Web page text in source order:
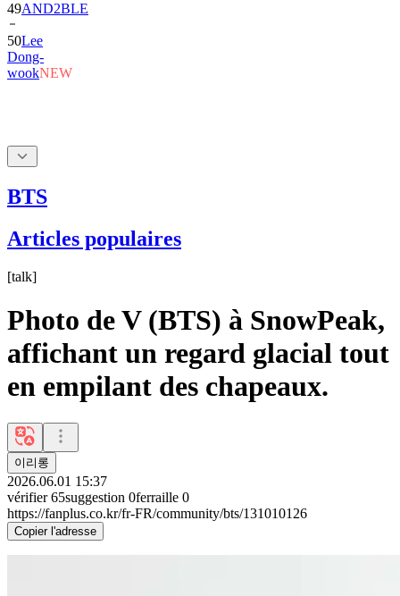
49AND2BLE
50Lee
Dong-
wookNEW
BTS
Articles populaires
[talk]
Photo de V (BTS) à SnowPeak,
affichant un regard glacial tout
en empilant des chapeaux.
이리롱
2026.06.01 15:37
vérifier 65suggestion 0ferraille 0
https://fanplus.co.kr/fr-FR/community/bts/131010126
Copier l'adresse